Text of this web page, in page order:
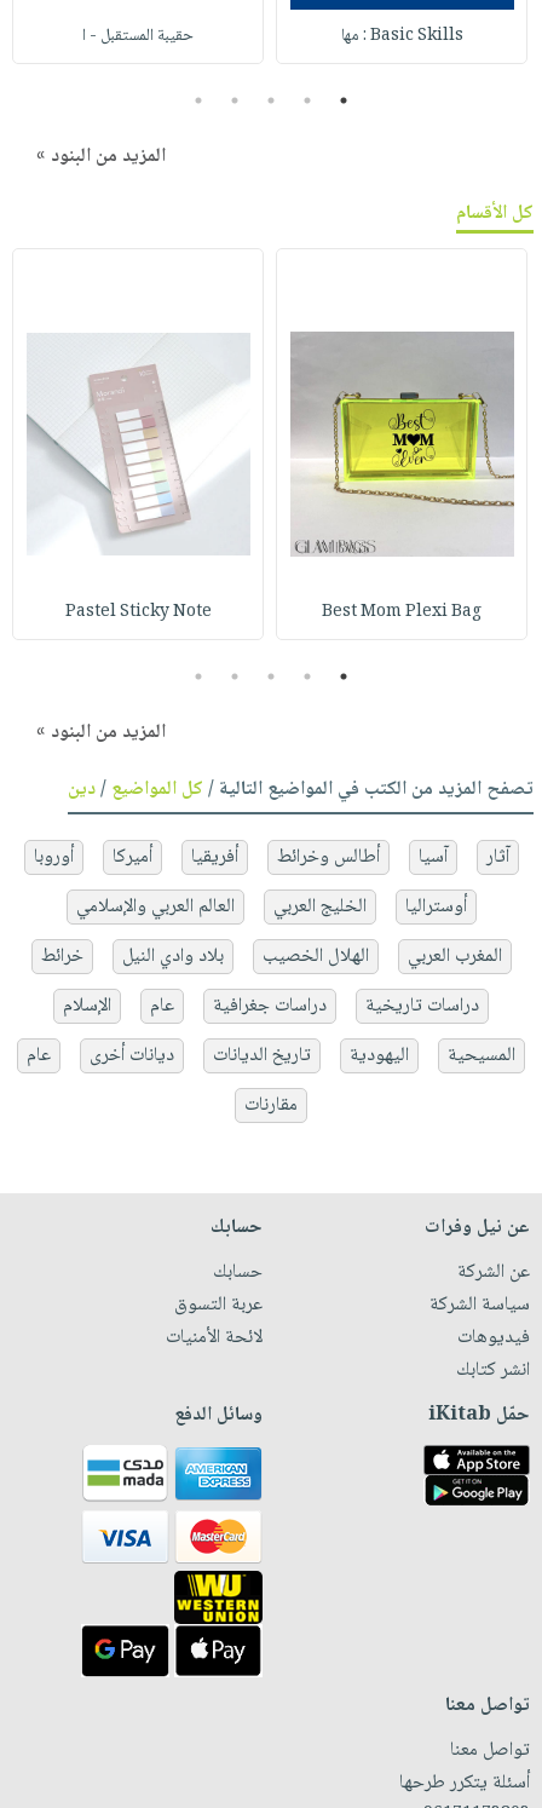
Basic Skills : مها حقيبة المستقبل - ا
1
2
3
4
5
المزيد من البنود »
كل الأقسام
Best Mom Plexi Bag
Pastel Sticky Note
1
2
3
4
5
المزيد من البنود »
تصفح المزيد من الكتب في المواضيع التالية /كل المواضيع/دين
آثار آسيا أطالس وخرائط أفريقيا أميركا
أوروبا
أوستراليا
الخليج العربي
العالم العربي والإسلامي
المغرب العربي
الهلال الخصيب بلاد وادي النيل
خرائط
دراسات تاريخية
دراسات جغرافية عام
الإسلام
المسيحية
اليهودية تاريخ الديانات ديانات أخرى
عام
مقارنات
عن نيل وفرات
عن الشركة
سياسة الشركة
فيديوهات
انشر كتابك
حسابك
حسابك
عربة التسوق
لائحة الأمنيات
حمّل iKitab وسائل الدفع
تواصل معنا
تواصل معنا
أسئلة يتكرر طرحها